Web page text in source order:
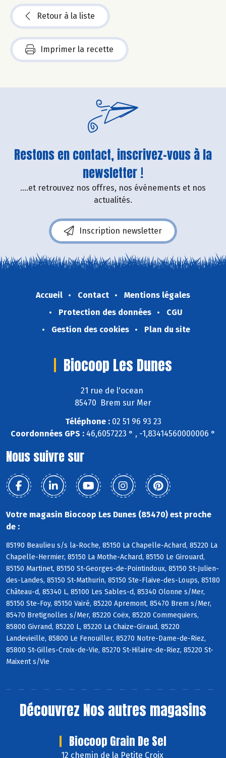
Retour à la liste
Imprimer la recette
Restons en contact, inscrivez-vous à la
newsletter !
....et retrouvez nos offres, nos événements et nos
actualités.
Inscription newsletter
Accueil Contact
Mentions légales
Protection des données
CGU
Gestion des cookies
Plan du site
Biocoop Les Dunes
21 rue de l'ocean
85470 Brem sur Mer
Téléphone :02 51 96 93 23
Coordonnées GPS : 46,6057223 ° , -1,83414560000006 °
Nous suivre sur
Votre magasin Biocoop Les Dunes (85470) est proche
de :
85190 Beaulieu s/s la-Roche, 85150 La Chapelle-Achard, 85220 La
Chapelle-Hermier, 85150 La Mothe-Achard, 85150 Le Girouard,
85150 Martinet, 85150 St-Georges-de-Pointindoux, 85150 St-Julien-
des-Landes, 85150 St-Mathurin, 85150 Ste-Flaive-des-Loups, 85180
Château-d, 85340 L, 85100 Les Sables-d, 85340 Olonne s/Mer,
85150 Ste-Foy, 85150 Vairé, 85220 Apremont, 85470 Brem s/Mer,
85470 Bretignolles s/Mer, 85220 Coëx, 85220 Commequiers,
85800 Givrand, 85220 L, 85220 La Chaize-Giraud, 85220
Landevieille, 85800 Le Fenouiller, 85270 Notre-Dame-de-Riez,
85800 St-Gilles-Croix-de-Vie, 85270 St-Hilaire-de-Riez, 85220 St-
Maixent s/Vie
Découvrez Nos autres magasins
Biocoop Grain De Sel
12 chemin de la Petite Croix